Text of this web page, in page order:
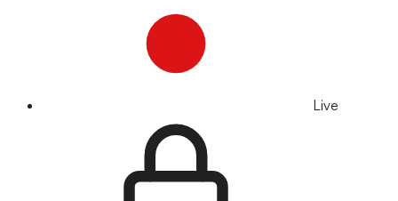
Live